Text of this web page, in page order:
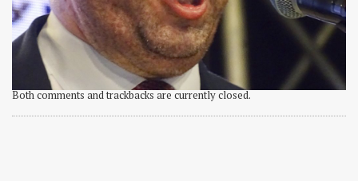
Both comments and trackbacks are currently closed.